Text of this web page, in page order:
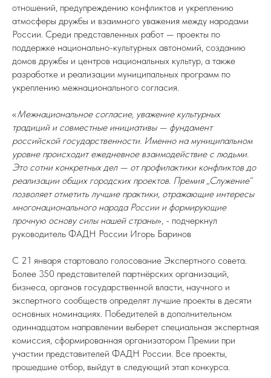
отношений, предупреждению конфликтов и укреплению
атмосферы дружбы и взаимного уважения между народами
России. Среди представленных работ — проекты по
поддержке национально-культурных автономий, созданию
домов дружбы и центров национальных культур, а также
разработке и реализации муниципальных программ по
укреплению межнационального согласия.
«Межнациональное согласие, уважение культурных
традиций и совместные инициативы — фундамент
российской государственности. Именно на муниципальном
уровне происходит ежедневное взаимодействие с людьми.
Это сотни конкретных дел — от профилактики конфликтов до
реализации общих городских проектов. Премия „Служение“
позволяет отметить лучшие практики, отражающие интересы
многонационального народа России и формирующие
прочную основу силы нашей страны», - подчеркнул
руководитель ФАДН России Игорь Баринов
С 21 января стартовало голосование Экспертного совета.
Более 350 представителей партнёрских организаций,
бизнеса, органов государственной власти, научного и
экспертного сообществ определят лучшие проекты в десяти
основных номинациях. Победителей в дополнительном
одиннадцатом направлении выберет специальная экспертная
комиссия, сформированная организатором Премии при
участии представителей ФАДН России. Все проекты,
прошедшие отбор, выйдут в следующий этап конкурса.